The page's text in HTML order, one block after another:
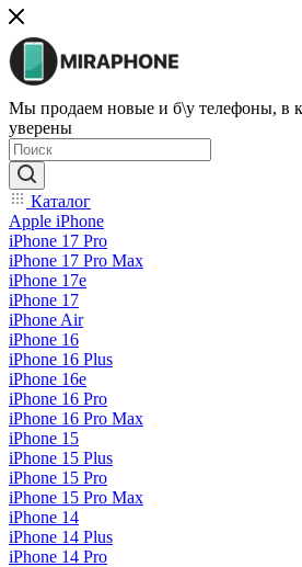
Мы продаем новые и б\у телефоны, в
уверены
Каталог
Apple iPhone
iPhone 17 Pro
iPhone 17 Pro Max
iPhone 17e
iPhone 17
iPhone Air
iPhone 16
iPhone 16 Plus
iPhone 16e
iPhone 16 Pro
iPhone 16 Pro Max
iPhone 15
iPhone 15 Plus
iPhone 15 Pro
iPhone 15 Pro Max
iPhone 14
iPhone 14 Plus
iPhone 14 Pro